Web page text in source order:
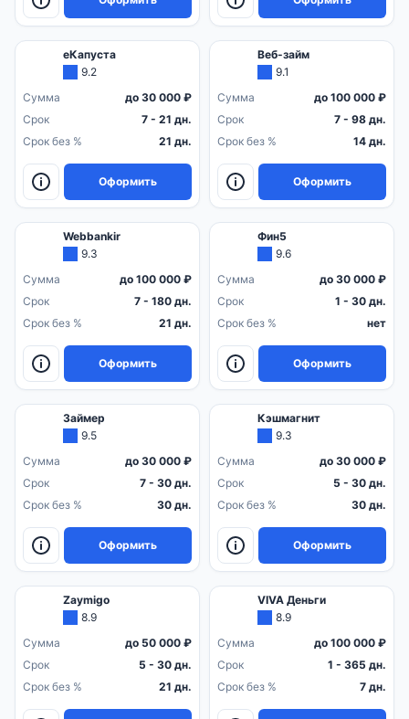
еКапуста
9.2
Сумма
до 30 000 ₽
Срок
7 - 21 дн.
Срок без %
21 дн.
Оформить
Веб-займ
9.1
Сумма
до 100 000 ₽
Срок
7 - 98 дн.
Срок без %
14 дн.
Оформить
Webbankir
9.3
Сумма
до 100 000 ₽
Срок
7 - 180 дн.
Срок без %
21 дн.
Оформить
Фин5
9.6
Сумма
до 30 000 ₽
Срок
1 - 30 дн.
Срок без %
нет
Оформить
Займер
9.5
Сумма
до 30 000 ₽
Срок
7 - 30 дн.
Срок без %
30 дн.
Оформить
Кэшмагнит
9.3
Сумма
до 30 000 ₽
Срок
5 - 30 дн.
Срок без %
30 дн.
Оформить
Zaymigo
8.9
Сумма
до 50 000 ₽
Срок
5 - 30 дн.
Срок без %
21 дн.
VIVA Деньги
8.9
Сумма
до 100 000 ₽
Срок
1 - 365 дн.
Срок без %
7 дн.